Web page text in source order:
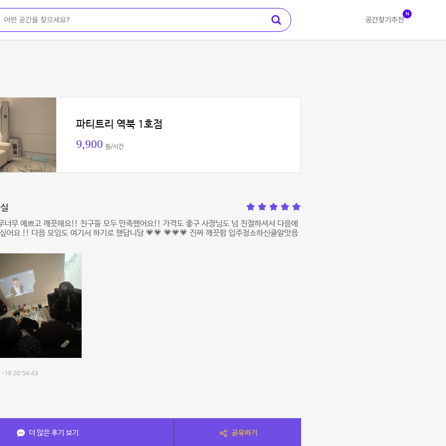
공간찾기 추천
N
파티트리 역북 1호점
9,900 원/시간
너무 예쁘고 깨끗해요!! 친구들 모두 만족했어요!! 가격도 좋구 사장님도 넘 친절하셔서 다음에
어요 !! 다음 모임도 여기서 하기로 했답니당 💗💗 💗💗💗 진짜 깨끗함 입주청소하신줄알앗음
19 20:54:43
더 많은 후기 보기 공유하기